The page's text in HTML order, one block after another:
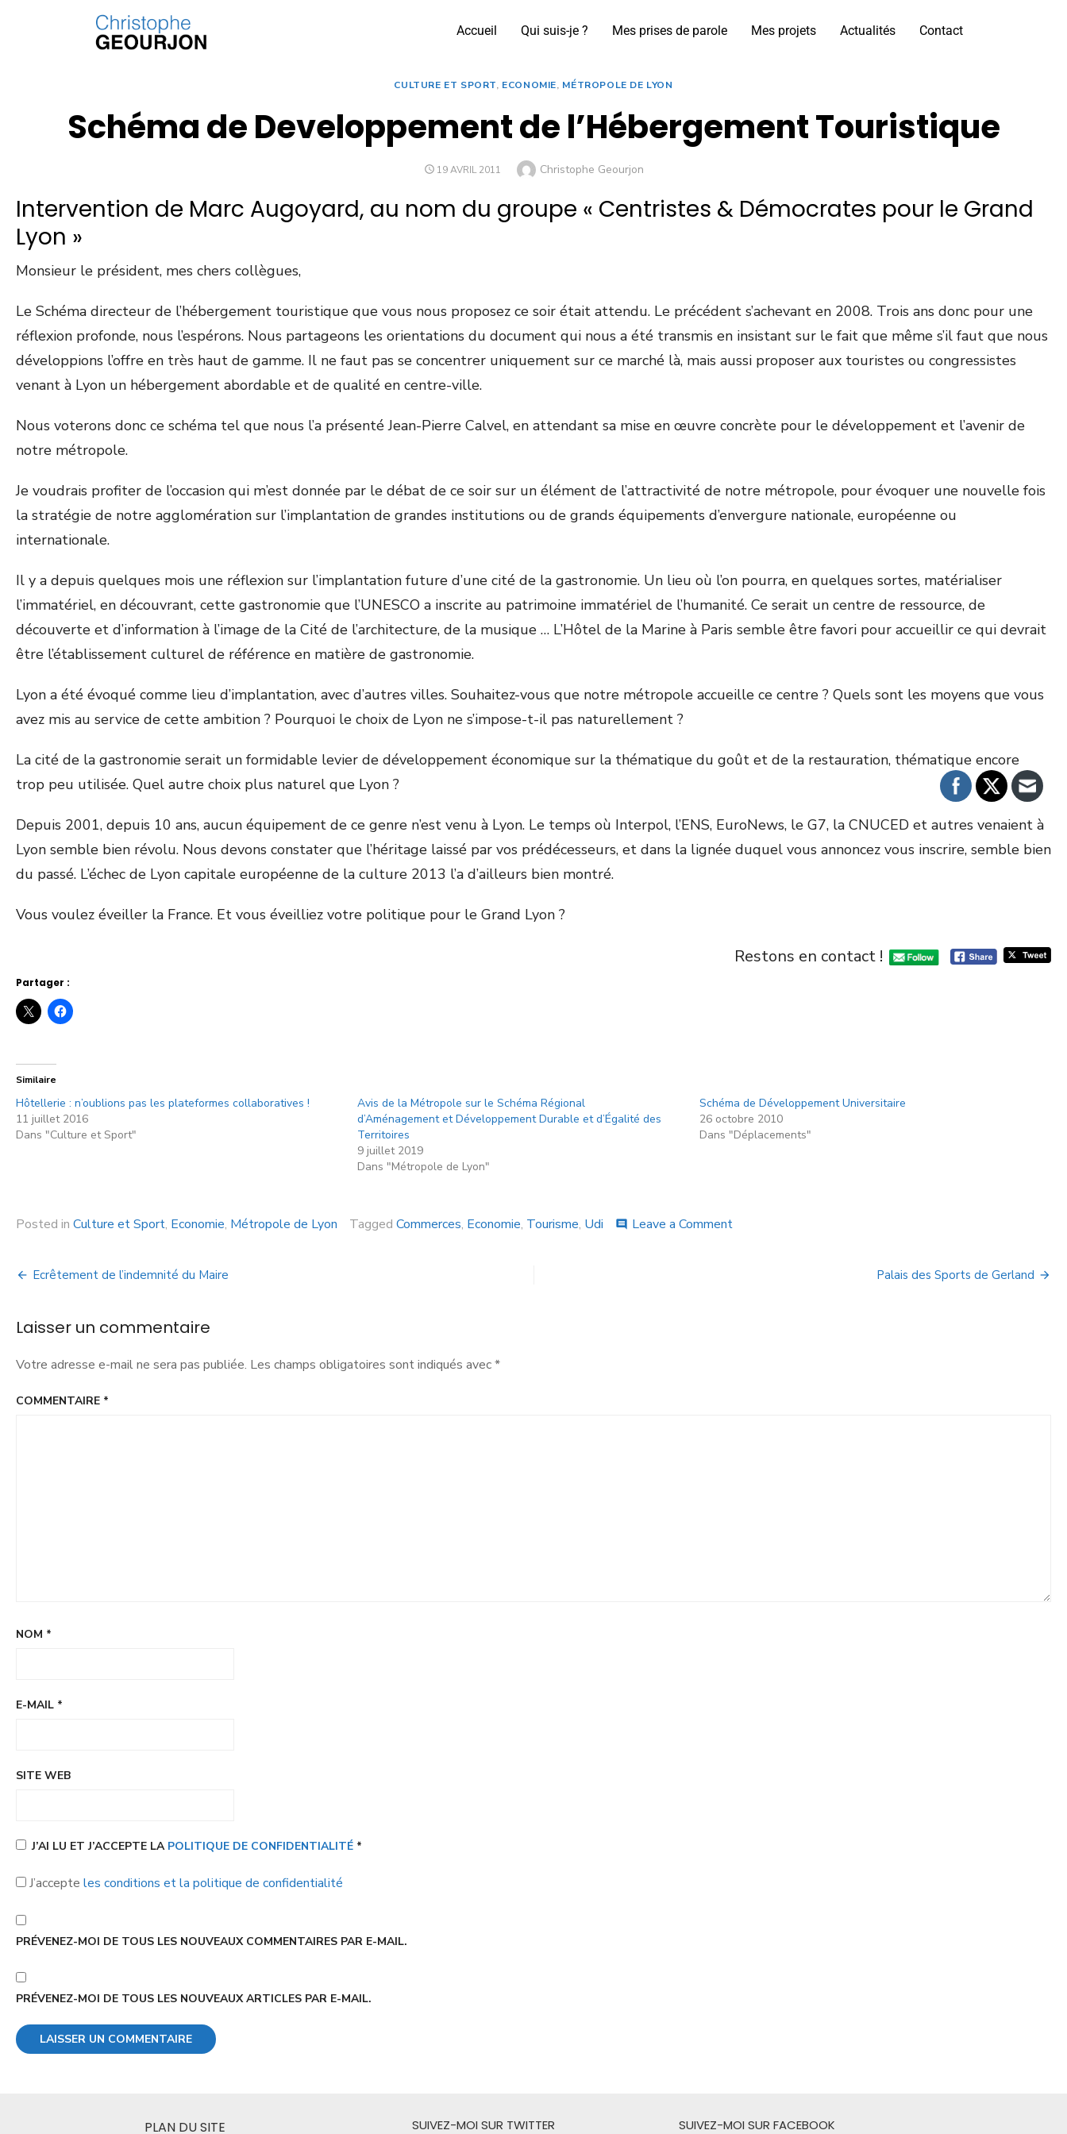
Accueil Qui suis-je ? Mes prises de parole Mes projets Actualités Contact
CULTURE ET SPORT, ECONOMIE, MÉTROPOLE DE LYON
Schéma de Developpement de l’Hébergement Touristique
19 AVRIL 2011 Christophe Geourjon
Intervention de Marc Augoyard, au nom du groupe « Centristes & Démocrates pour le Grand
Lyon »
Monsieur le président, mes chers collègues,
Le Schéma directeur de l’hébergement touristique que vous nous proposez ce soir était attendu. Le précédent s’achevant en 2008. Trois ans donc pour une
réflexion profonde, nous l’espérons. Nous partageons les orientations du document qui nous a été transmis en insistant sur le fait que même s’il faut que nous
développions l’offre en très haut de gamme. Il ne faut pas se concentrer uniquement sur ce marché là, mais aussi proposer aux touristes ou congressistes
venant à Lyon un hébergement abordable et de qualité en centre-ville.
Nous voterons donc ce schéma tel que nous l’a présenté Jean-Pierre Calvel, en attendant sa mise en œuvre concrète pour le développement et l’avenir de
notre métropole.
Je voudrais profiter de l’occasion qui m’est donnée par le débat de ce soir sur un élément de l’attractivité de notre métropole, pour évoquer une nouvelle fois
la stratégie de notre agglomération sur l’implantation de grandes institutions ou de grands équipements d’envergure nationale, européenne ou
internationale.
Il y a depuis quelques mois une réflexion sur l’implantation future d’une cité de la gastronomie. Un lieu où l’on pourra, en quelques sortes, matérialiser
l’immatériel, en découvrant, cette gastronomie que l’UNESCO a inscrite au patrimoine immatériel de l’humanité. Ce serait un centre de ressource, de
découverte et d’information à l’image de la Cité de l’architecture, de la musique … L’Hôtel de la Marine à Paris semble être favori pour accueillir ce qui devrait
être l’établissement culturel de référence en matière de gastronomie.
Lyon a été évoqué comme lieu d’implantation, avec d’autres villes. Souhaitez-vous que notre métropole accueille ce centre ? Quels sont les moyens que vous
avez mis au service de cette ambition ? Pourquoi le choix de Lyon ne s’impose-t-il pas naturellement ?
La cité de la gastronomie serait un formidable levier de développement économique sur la thématique du goût et de la restauration, thématique encore
trop peu utilisée. Quel autre choix plus naturel que Lyon ?
Depuis 2001, depuis 10 ans, aucun équipement de ce genre n’est venu à Lyon. Le temps où Interpol, l’ENS, EuroNews, le G7, la CNUCED et autres venaient à
Lyon semble bien révolu. Nous devons constater que l’héritage laissé par vos prédécesseurs, et dans la lignée duquel vous annoncez vous inscrire, semble bien
du passé. L’échec de Lyon capitale européenne de la culture 2013 l’a d’ailleurs bien montré.
Vous voulez éveiller la France. Et vous éveilliez votre politique pour le Grand Lyon ?
Restons en contact !
Partager :
Similaire
Hôtellerie : n’oublions pas les plateformes collaboratives !
11 juillet 2016
Dans "Culture et Sport"
Avis de la Métropole sur le Schéma Régional
d’Aménagement et Développement Durable et d’Égalité des
Territoires
9 juillet 2019
Dans "Métropole de Lyon"
Schéma de Développement Universitaire
26 octobre 2010
Dans "Déplacements"
Posted in Culture et Sport, Economie, Métropole de Lyon Tagged Commerces, Economie, Tourisme, Udi comment Leave a Comment
Ecrêtement de l’indemnité du Maire Palais des Sports de Gerland
Laisser un commentaire
Votre adresse e-mail ne sera pas publiée. Les champs obligatoires sont indiqués avec*
COMMENTAIRE *
NOM *
E-MAIL *
SITE WEB
J’AI LU ET J’ACCEPTE LA POLITIQUE DE CONFIDENTIALITÉ *
J’accepte les conditions et la politique de confidentialité
PRÉVENEZ-MOI DE TOUS LES NOUVEAUX COMMENTAIRES PAR E-MAIL.
PRÉVENEZ-MOI DE TOUS LES NOUVEAUX ARTICLES PAR E-MAIL.
PLAN DU SITE SUIVEZ-MOI SUR TWITTER SUIVEZ-MOI SUR FACEBOOK